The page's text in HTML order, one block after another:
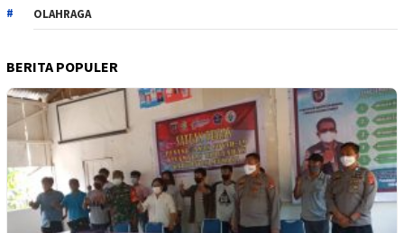
OLAHRAGA
BERITA POPULER